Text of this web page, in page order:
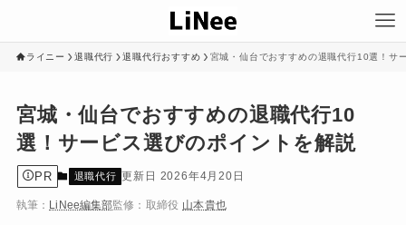
ライニー 退職代行 退職代行おすすめ 宮城・仙台でおすすめの退職代行10選！サ
宮城・仙台でおすすめの退職代行10
選！サービス選びのポイントを解説
PR 退職代行 2026年4月20日
執筆： LiNee編集部監修： 取締役 山本貴也